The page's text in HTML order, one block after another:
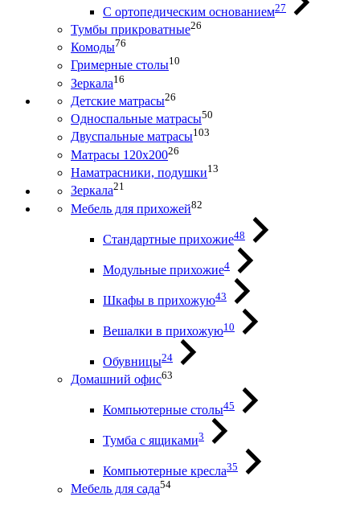
С ортопедическим основанием27
Тумбы прикроватные26
Комоды76
Гримерные столы10
Зеркала16
Детские матрасы26
Односпальные матрасы50
Двуспальные матрасы103
Матрасы 120х20026
Наматрасники, подушки13
Зеркала21
Мебель для прихожей82
Стандартные прихожие48
Модульные прихожие4
Шкафы в прихожую43
Вешалки в прихожую10
Обувницы24
Домашний офис63
Компьютерные столы45
Тумба с ящиками3
Компьютерные кресла35
Мебель для сада54